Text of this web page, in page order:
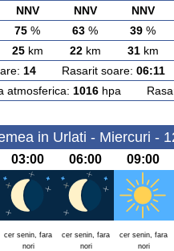
NNV NNV NNV
75 % 63 % 39 %
25km 22km 31km
14 Rasarit soare: 06:11
1016hpa
in Urlati - Miercuri -
03:00 06:00 09:00
cer senin, fara
nori
cer senin, fara
nori
cer senin, fara
nori